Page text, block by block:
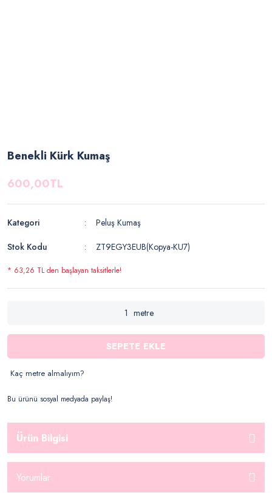
Benekli Kürk Kumaş
600,00TL
Kategori
Peluş Kumaş
Stok Kodu
ZT9EGY3EUB(Kopya-KU7)
* 63,26 TL den başlayan taksitlerle!
metre
SEPETE EKLE
Kaç metre almalıyım?
Bu ürünü sosyal medyada paylaş!
Ürün Bilgisi
Yorumlar